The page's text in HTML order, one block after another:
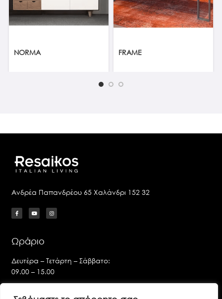
NORMA FRAME
Ανδρέα Παπανδρέου 65 Χαλάνδρι 152 32
Ωράριο
Δευτέρα – Τετάρτη – Σάββατο:
09.00 – 15.00